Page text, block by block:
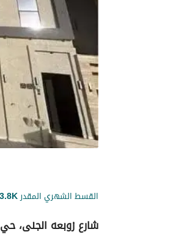
القسط الشهري المقدر3.8K
شارع زوبعه الجنى،